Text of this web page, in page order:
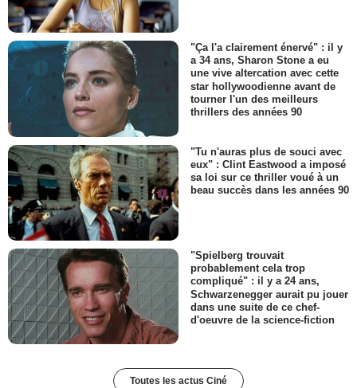
"Ça l'a clairement énervé" : il y
a 34 ans, Sharon Stone a eu
une vive altercation avec cette
star hollywoodienne avant de
tourner l'un des meilleurs
thrillers des années 90
"Tu n'auras plus de souci avec
eux" : Clint Eastwood a imposé
sa loi sur ce thriller voué à un
beau succès dans les années 90
"Spielberg trouvait
probablement cela trop
compliqué" : il y a 24 ans,
Schwarzenegger aurait pu jouer
dans une suite de ce chef-
d'oeuvre de la science-fiction
Toutes les actus Ciné